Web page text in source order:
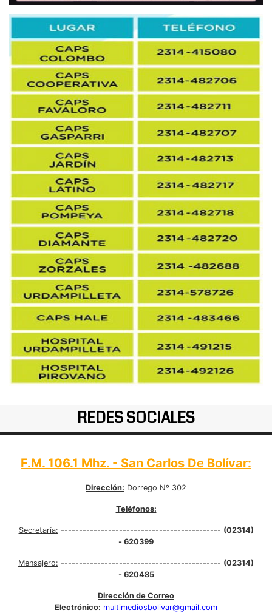
REDES SOCIALES
F.M. 106.1 Mhz. - San Carlos De Bolívar:
Dirección: Dorrego Nº 302
Teléfonos:
Secretaría: -------------------------------------------- (02314)
- 620399
Mensajero: -------------------------------------------- (02314)
- 620485
Dirección de Correo
Electrónico: multimediosbolivar@gmail.com